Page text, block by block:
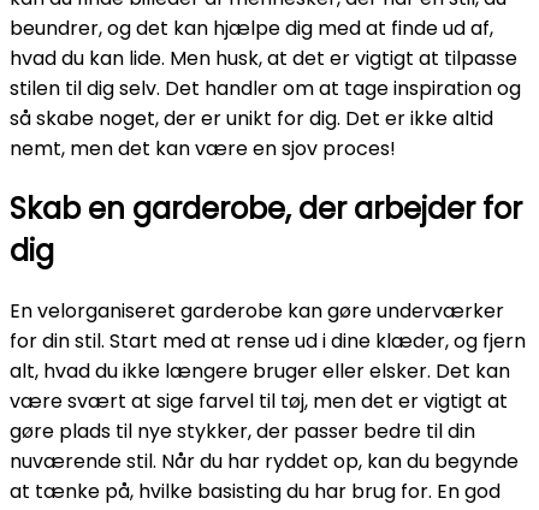
beundrer, og det kan hjælpe dig med at finde ud af,
hvad du kan lide. Men husk, at det er vigtigt at tilpasse
stilen til dig selv. Det handler om at tage inspiration og
så skabe noget, der er unikt for dig. Det er ikke altid
nemt, men det kan være en sjov proces!
Skab en garderobe, der arbejder for
dig
En velorganiseret garderobe kan gøre underværker
for din stil. Start med at rense ud i dine klæder, og fjern
alt, hvad du ikke længere bruger eller elsker. Det kan
være svært at sige farvel til tøj, men det er vigtigt at
gøre plads til nye stykker, der passer bedre til din
nuværende stil. Når du har ryddet op, kan du begynde
at tænke på, hvilke basisting du har brug for. En god